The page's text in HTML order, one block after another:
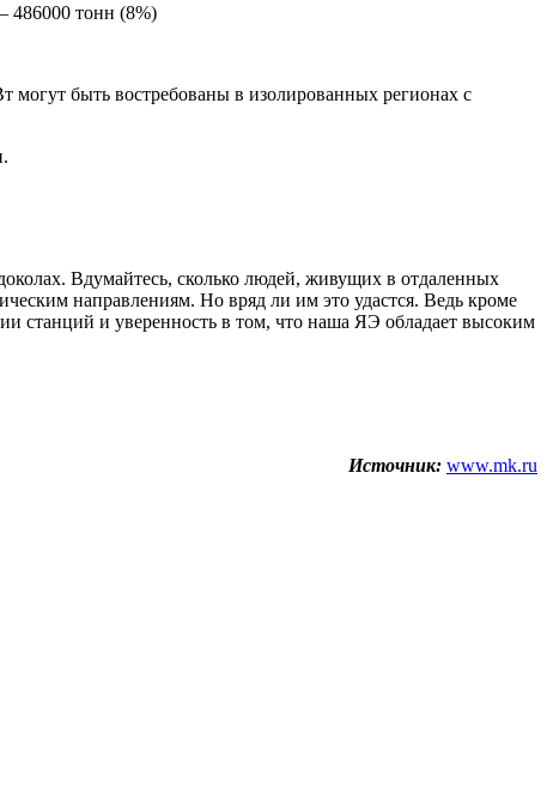
486000 тонн (8%)
быть востребованы в изолированных регионах с
Вдумайтесь, сколько людей, живущих в отдаленных
направлениям. Но вряд ли им это удастся. Ведь кроме
станций и уверенность в том, что наша ЯЭ обладает высоким
Источник: www.mk.ru